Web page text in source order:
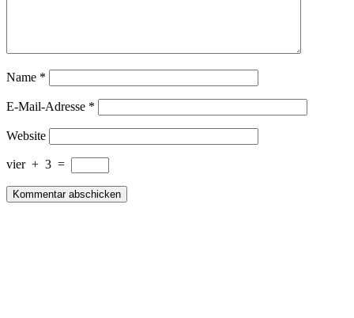
Name *
E-Mail-Adresse *
Website
vier + 3 =